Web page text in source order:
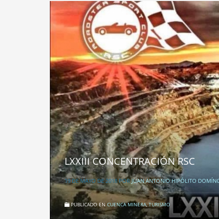
LXXIII CONCENTRACIÓN RSC
19 DE MAYO DE 2018PORJUAN ANTONIO HIPÓLITO
PUBLICADO ENCUENCA MINERA,TURISMO